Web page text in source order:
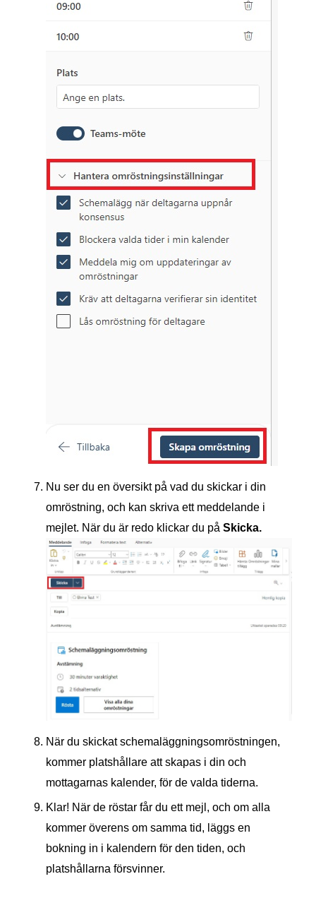
Nu ser du en översikt på vad du skickar i din
omröstning, och kan skriva ett meddelande i
mejlet. När du är redo klickar du på Skicka.
När du skickat schemaläggningsomröstningen,
kommer platshållare att skapas i din och
mottagarnas kalender, för de valda tiderna.
Klar! När de röstar får du ett mejl, och om alla
kommer överens om samma tid, läggs en
bokning in i kalendern för den tiden, och
platshållarna försvinner.